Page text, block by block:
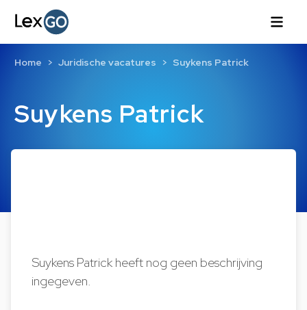
Suykens Patrick
Home Juridische vacatures Suykens Patrick
Suykens Patrick heeft nog geen beschrijving
ingegeven.